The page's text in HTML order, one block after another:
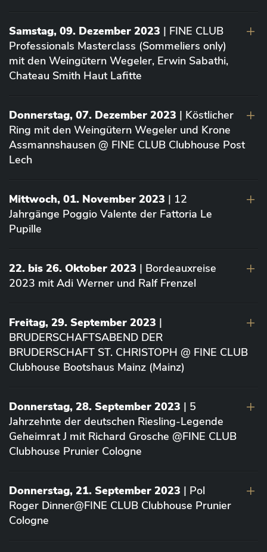
Samstag, 09. Dezember 2023 | FINE CLUB
Professionals Masterclass (Sommeliers only)
mit den Weingütern Wegeler, Erwin Sabathi,
Chateau Smith Haut Lafitte
Donnerstag, 07. Dezember 2023 | Köstlicher
Ring mit den Weingütern Wegeler und Krone
Assmannshausen @ FINE CLUB Clubhouse Post
Lech
Mittwoch, 01. November 2023 | 12
Jahrgänge Poggio Valente der Fattoria Le
Pupille
22. bis 26. Oktober 2023 | Bordeauxreise
2023 mit Adi Werner und Ralf Frenzel
Freitag, 29. September 2023 |
BRUDERSCHAFTSABEND DER
BRUDERSCHAFT ST. CHRISTOPH @ FINE CLUB
Clubhouse Bootshaus Mainz (Mainz)
Donnerstag, 28. September 2023 | 5
Jahrzehnte der deutschen Riesling-Legende
Geheimrat J mit Richard Grosche @FINE CLUB
Clubhouse Prunier Cologne
Donnerstag, 21. September 2023 | Pol
Roger Dinner@FINE CLUB Clubhouse Prunier
Cologne